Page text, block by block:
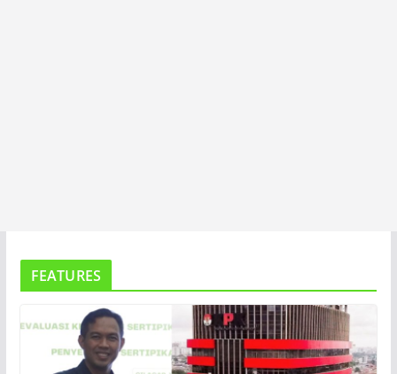
FEATURES